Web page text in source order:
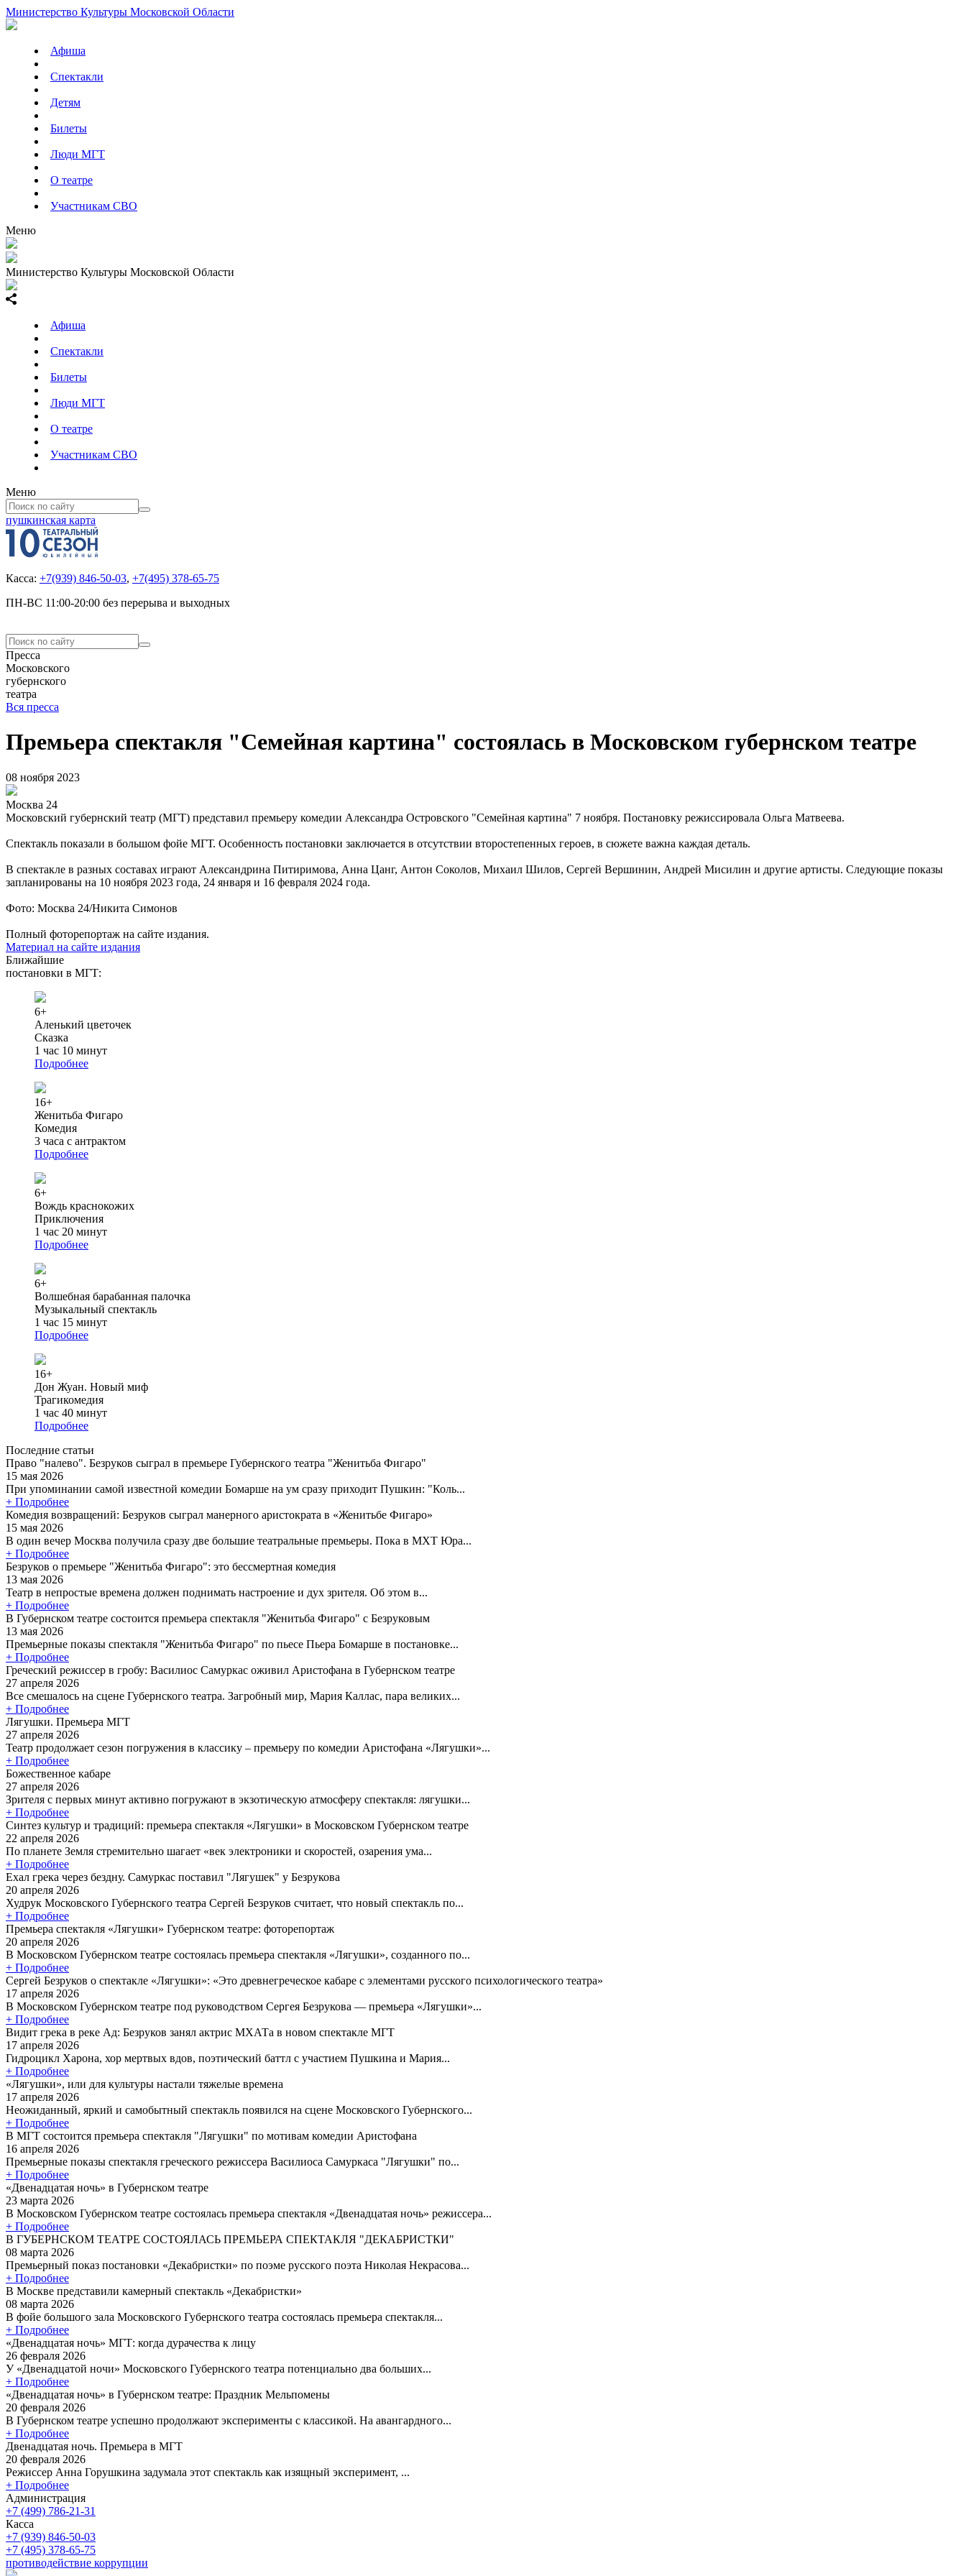
Министерство Культуры Московской Области
Афиша
Спектакли
Детям
Билеты
Люди МГТ
О театре
Участникам СВО
Меню
Министерство Культуры Московской Области
Афиша
Спектакли
Билеты
Люди МГТ
О театре
Участникам СВО
Меню
пушкинская карта
Касса: +7(939) 846-50-03, +7(495) 378-65-75
ПН-ВС 11:00-20:00 без перерыва и выходных
Пресса
Московского
губернского
театра
Вся пресса
Премьера спектакля "Семейная картина" состоялась в Московском губернском театре
08 ноября 2023
Москва 24
Московский губернский театр (МГТ) представил премьеру комедии Александра Островского "Семейная картина" 7 ноября. Постановку режиссировала Ольга Матвеева.
Спектакль показали в большом фойе МГТ. Особенность постановки заключается в отсутствии второстепенных героев, в сюжете важна каждая деталь.
В спектакле в разных составах играют Александрина Питиримова, Анна Цанг, Антон Соколов, Михаил Шилов, Сергей Вершинин, Андрей Мисилин и другие артисты. Следующие показы
запланированы на 10 ноября 2023 года, 24 января и 16 февраля 2024 года.
Фото: Москва 24/Никита Симонов
Полный фоторепортаж на сайте издания.
Материал на сайте издания
Ближайшие
постановки в МГТ:
6+
Аленький цветочек
Сказка
1 час 10 минут
Подробнее
16+
Женитьба Фигаро
Комедия
3 часа с антрактом
Подробнее
6+
Вождь краснокожих
Приключения
1 час 20 минут
Подробнее
6+
Волшебная барабанная палочка
Музыкальный спектакль
1 час 15 минут
Подробнее
16+
Дон Жуан. Новый миф
Трагикомедия
1 час 40 минут
Подробнее
Последние статьи
Право "налево". Безруков сыграл в премьере Губернского театра "Женитьба Фигаро"
15 мая 2026
При упоминании самой известной комедии Бомарше на ум сразу приходит Пушкин: "Коль...
+ Подробнее
Комедия возвращений: Безруков сыграл манерного аристократа в «Женитьбе Фигаро»
15 мая 2026
В один вечер Москва получила сразу две большие театральные премьеры. Пока в МХТ Юра...
+ Подробнее
Безруков о премьере "Женитьба Фигаро": это бессмертная комедия
13 мая 2026
Театр в непростые времена должен поднимать настроение и дух зрителя. Об этом в...
+ Подробнее
В Губернском театре состоится премьера спектакля "Женитьба Фигаро" с Безруковым
13 мая 2026
Премьерные показы спектакля "Женитьба Фигаро" по пьесе Пьера Бомарше в постановке...
+ Подробнее
Греческий режиссер в гробу: Василиос Самуркас оживил Аристофана в Губернском театре
27 апреля 2026
Все смешалось на сцене Губернского театра. Загробный мир, Мария Каллас, пара великих...
+ Подробнее
Лягушки. Премьера МГТ
27 апреля 2026
Театр продолжает сезон погружения в классику – премьеру по комедии Аристофана «Лягушки»...
+ Подробнее
Божественное кабаре
27 апреля 2026
Зрителя с первых минут активно погружают в экзотическую атмосферу спектакля: лягушки...
+ Подробнее
Синтез культур и традиций: премьера спектакля «Лягушки» в Московском Губернском театре
22 апреля 2026
По планете Земля стремительно шагает «век электроники и скоростей, озарения ума...
+ Подробнее
Ехал грека через бездну. Самуркас поставил "Лягушек" у Безрукова
20 апреля 2026
Худрук Московского Губернского театра Сергей Безруков считает, что новый спектакль по...
+ Подробнее
Премьера спектакля «Лягушки» Губернском театре: фоторепортаж
20 апреля 2026
В Московском Губернском театре состоялась премьера спектакля «Лягушки», созданного по...
+ Подробнее
Сергей Безруков о спектакле «Лягушки»: «Это древнегреческое кабаре с элементами русского психологического театра»
17 апреля 2026
В Московском Губернском театре под руководством Сергея Безрукова — премьера «Лягушки»...
+ Подробнее
Видит грека в реке Ад: Безруков занял актрис МХАТа в новом спектакле МГТ
17 апреля 2026
Гидроцикл Харона, хор мертвых вдов, поэтический баттл с участием Пушкина и Мария...
+ Подробнее
«Лягушки», или для культуры настали тяжелые времена
17 апреля 2026
Неожиданный, яркий и самобытный спектакль появился на сцене Московского Губернского...
+ Подробнее
В МГТ состоится премьера спектакля "Лягушки" по мотивам комедии Аристофана
16 апреля 2026
Премьерные показы спектакля греческого режиссера Василиоса Самуркаса "Лягушки" по...
+ Подробнее
«Двенадцатая ночь» в Губернском театре
23 марта 2026
В Московском Губернском театре состоялась премьера спектакля «Двенадцатая ночь» режиссера...
+ Подробнее
В ГУБЕРНСКОМ ТЕАТРЕ СОСТОЯЛАСЬ ПРЕМЬЕРА СПЕКТАКЛЯ "ДЕКАБРИСТКИ"
08 марта 2026
Премьерный показ постановки «Декабристки» по поэме русского поэта Николая Некрасова...
+ Подробнее
В Москве представили камерный спектакль «Декабристки»
08 марта 2026
В фойе большого зала Московского Губернского театра состоялась премьера спектакля...
+ Подробнее
«Двенадцатая ночь» МГТ: когда дурачества к лицу
26 февраля 2026
У «Двенадцатой ночи» Московского Губернского театра потенциально два больших...
+ Подробнее
«Двенадцатая ночь» в Губернском театре: Праздник Мельпомены
20 февраля 2026
В Губернском театре успешно продолжают эксперименты с классикой. На авангардного...
+ Подробнее
Двенадцатая ночь. Премьера в МГТ
20 февраля 2026
Режиссер Анна Горушкина задумала этот спектакль как изящный эксперимент, ...
+ Подробнее
Администрация
+7 (499) 786-21-31
Касса
+7 (939) 846-50-03
+7 (495) 378-65-75
противодействие коррупции